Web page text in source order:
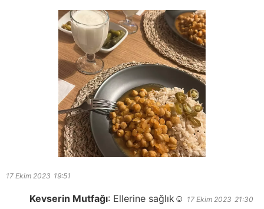
17 Ekim 2023 19:51
Kevserin Mutfağı: Ellerine sağlık☺️ 17 Ekim 2023 21:30